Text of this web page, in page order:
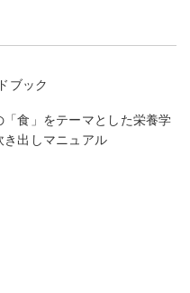
ブック
「食」をテーマとした栄養学
き出しマニュアル